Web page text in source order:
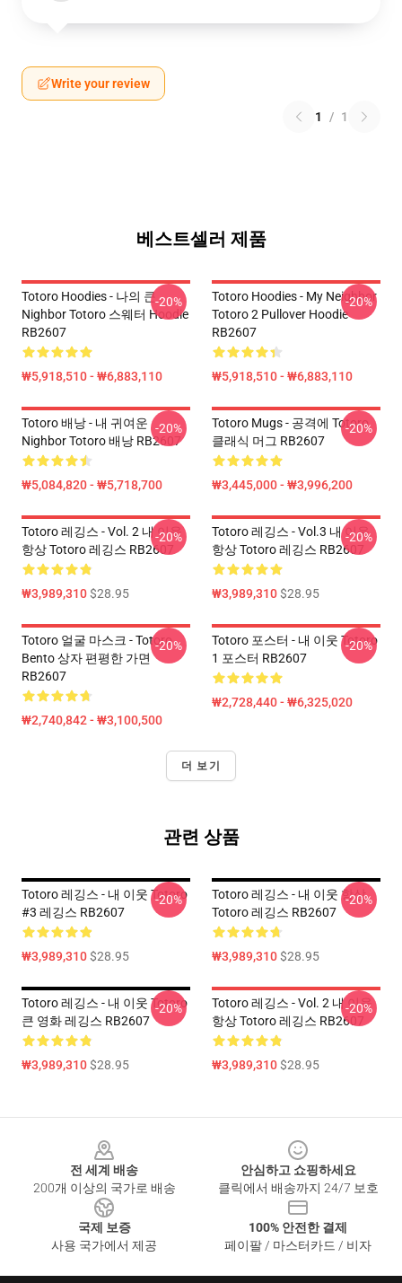
Write your review
1 / 1
베스트셀러 제품
Totoro Hoodies - 나의 큰
Nighbor Totoro 스웨터 Hoodie
RB2607
₩5,918,510 - ₩6,883,110
-20%
Totoro Hoodies - My Neighbor
Totoro 2 Pullover Hoodie
RB2607
₩5,918,510 - ₩6,883,110
-20%
Totoro 배낭 - 내 귀여운
Nighbor Totoro 배낭 RB2607
₩5,084,820 - ₩5,718,700
-20%
Totoro Mugs - 공격에 Totoro
클래식 머그 RB2607
₩3,445,000 - ₩3,996,200
-20%
Totoro 레깅스 - Vol. 2 내 이웃
항상 Totoro 레깅스 RB2607
₩3,989,310$28.95
-20%
Totoro 레깅스 - Vol.3 내 이웃
항상 Totoro 레깅스 RB2607
₩3,989,310$28.95
-20%
Totoro 얼굴 마스크 - Totoro
Bento 상자 편평한 가면
RB2607
₩2,740,842 - ₩3,100,500
-20%
Totoro 포스터 - 내 이웃 Totoro
1 포스터 RB2607
₩2,728,440 - ₩6,325,020
-20%
더 보기
관련 상품
Totoro 레깅스 - 내 이웃 Totoro
#3 레깅스 RB2607
₩3,989,310$28.95
-20%
Totoro 레깅스 - 내 이웃 항상
Totoro 레깅스 RB2607
₩3,989,310$28.95
-20%
Totoro 레깅스 - 내 이웃 Totoro
큰 영화 레깅스 RB2607
₩3,989,310$28.95
-20%
Totoro 레깅스 - Vol. 2 내 이웃
항상 Totoro 레깅스 RB2607
₩3,989,310$28.95
-20%
전 세계 배송
200개 이상의 국가로 배송
안심하고 쇼핑하세요
클릭에서 배송까지 24/7 보호
국제 보증
사용 국가에서 제공
100% 안전한 결제
페이팔 / 마스터카드 / 비자